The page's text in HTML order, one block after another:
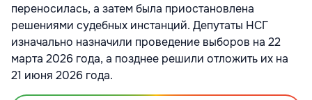
переносилась, а затем была приостановлена
решениями судебных инстанций. Депутаты НСГ
изначально назначили проведение выборов на 22
марта 2026 года, а позднее решили отложить их на
21 июня 2026 года.